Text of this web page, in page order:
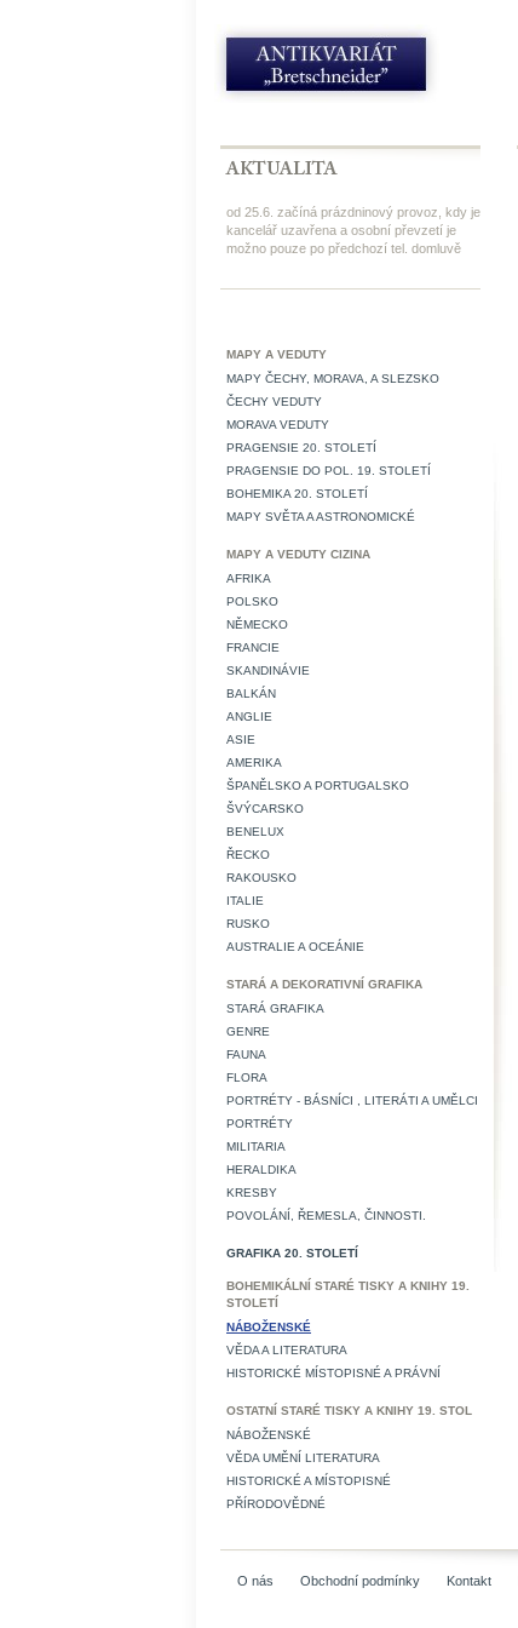
od 25.6. začíná prázdninový provoz, kdy je
kancelář uzavřena a osobní převzetí je
možno pouze po předchozí tel. domluvě
MAPY A VEDUTY
MAPY ČECHY, MORAVA, A SLEZSKO
ČECHY VEDUTY
MORAVA VEDUTY
PRAGENSIE 20. STOLETÍ
PRAGENSIE DO POL. 19. STOLETÍ
BOHEMIKA 20. STOLETÍ
MAPY SVĚTA A ASTRONOMICKÉ
MAPY A VEDUTY CIZINA
AFRIKA
POLSKO
NĚMECKO
FRANCIE
SKANDINÁVIE
BALKÁN
ANGLIE
ASIE
AMERIKA
ŠPANĚLSKO A PORTUGALSKO
ŠVÝCARSKO
BENELUX
ŘECKO
RAKOUSKO
ITALIE
RUSKO
AUSTRALIE A OCEÁNIE
STARÁ A DEKORATIVNÍ GRAFIKA
STARÁ GRAFIKA
GENRE
FAUNA
FLORA
PORTRÉTY - BÁSNÍCI , LITERÁTI A UMĚLCI
PORTRÉTY
MILITARIA
HERALDIKA
KRESBY
POVOLÁNÍ, ŘEMESLA, ČINNOSTI.
GRAFIKA 20. STOLETÍ
BOHEMIKÁLNÍ STARÉ TISKY A KNIHY 19.
STOLETÍ
NÁBOŽENSKÉ
VĚDA A LITERATURA
HISTORICKÉ MÍSTOPISNÉ A PRÁVNÍ
OSTATNÍ STARÉ TISKY A KNIHY 19. STOL
NÁBOŽENSKÉ
VĚDA UMĚNÍ LITERATURA
HISTORICKÉ A MÍSTOPISNÉ
PŘÍRODOVĚDNÉ
O nás Obchodní podmínky Kontakt